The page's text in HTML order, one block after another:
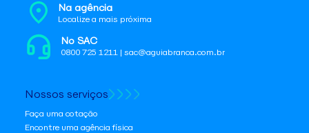
Na agência
Localize a mais próxima
No SAC
0800 725 1211 | sac@aguiabranca.com.br
Nossos serviços
Faça uma cotação
Encontre uma agência física